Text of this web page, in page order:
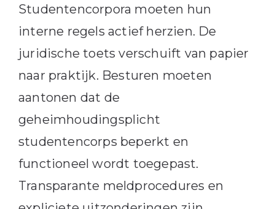
Studentencorpora moeten hun
interne regels actief herzien. De
juridische toets verschuift van papier
naar praktijk. Besturen moeten
aantonen dat de
geheimhoudingsplicht
studentencorps beperkt en
functioneel wordt toegepast.
Transparante meldprocedures en